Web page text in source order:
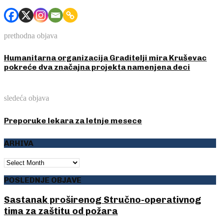
prethodna objava
Humanitarna organizacija Graditelji mira Kruševac
pokreće dva značajna projekta namenjena deci
sledeća objava
Preporuke lekara za letnje mesece
ARHIVA
ARHIVA
POSLEDNJE OBJAVE
Sastanak proširenog Stručno-operativnog
tima za zaštitu od požara